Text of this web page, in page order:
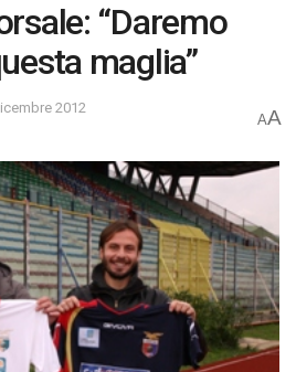
“Daremo
maglia”
2012
AA